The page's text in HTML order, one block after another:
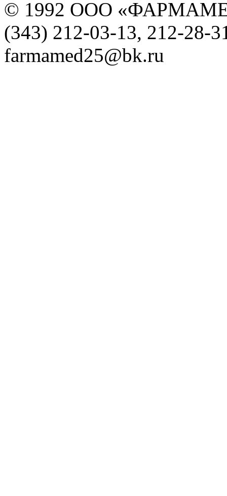
© 1992 ООО
(343) 212-03-13, 212-28-
farmamed25@bk.ru